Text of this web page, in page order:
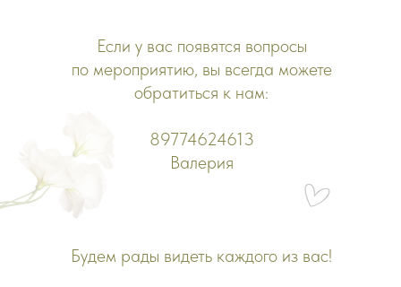
Будем рады видеть каждого из вас!
Если у вас появятся вопросы
по мероприятию, вы всегда можете
обратиться к нам:
89774624613
Валерия